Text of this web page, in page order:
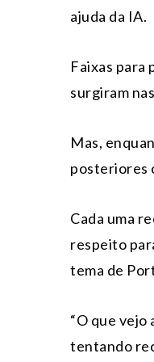
ajuda da IA.
Faixas para
surgiram
Mas,
posteriores
Cada uma
respeito
tema de
“O que vejo
tentando